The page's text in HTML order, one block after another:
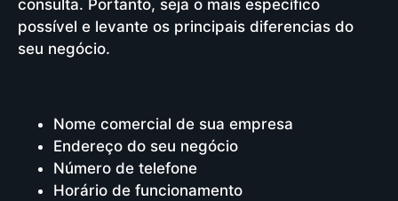
consulta. Portanto, seja o mais específico
possível e levante os principais diferencias do
seu negócio.
Nome comercial de sua empresa
Endereço do seu negócio
Número de telefone
Horário de funcionamento